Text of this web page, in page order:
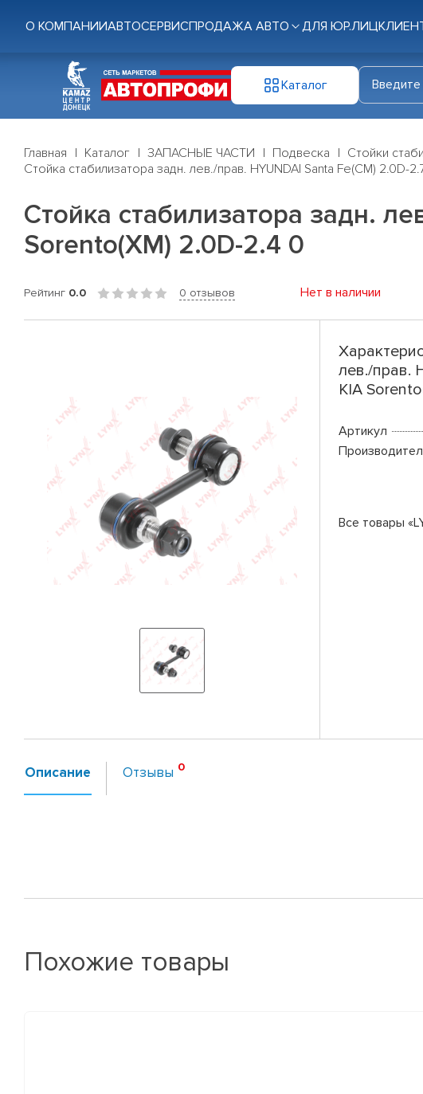
О КОМПАНИИАВТОСЕРВИСПРОДАЖА АВТО ДЛЯ ЮР.ЛИЦ
Каталог
Главная Каталог ЗАПАСНЫЕ ЧАСТИ Подвеска
Стойки
Стойка стабилизатора задн. лев./прав. HYUNDAI Santa Fe(CM) 2.0D-
Стойка стабилизатора задн.
Sorento(XM) 2.0D-2.4 0
Рейтинг 0.0 0 отзывов Нет в наличии
лев./прав.
KIA
Артикул
Все товары
Описание Отзывы
Похожие товары